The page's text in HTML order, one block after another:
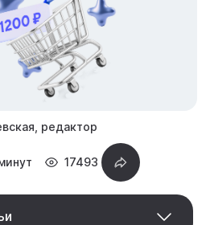
редактор
17493